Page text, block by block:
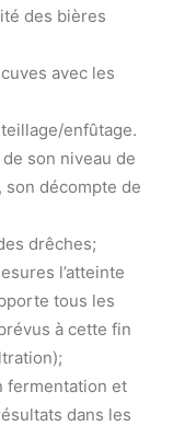
des bières
avec les
enfûtage.
son niveau de
son décompte de
drêches;
l’atteinte
tous les
à cette fin
fermentation et
dans les